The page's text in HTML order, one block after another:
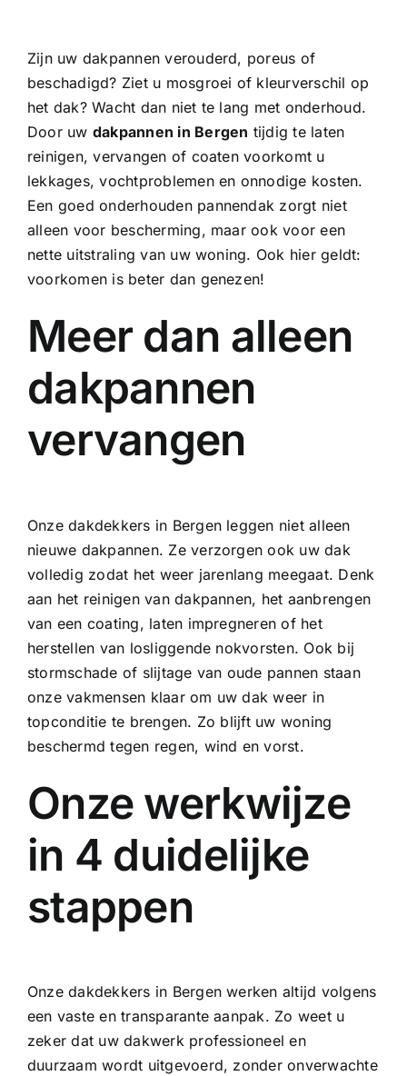
Zijn uw dakpannen verouderd, poreus of
beschadigd? Ziet u mosgroei of kleurverschil op
het dak? Wacht dan niet te lang met onderhoud.
Door uw dakpannen in Bergen tijdig te laten
reinigen, vervangen of coaten voorkomt u
lekkages, vochtproblemen en onnodige kosten.
Een goed onderhouden pannendak zorgt niet
alleen voor bescherming, maar ook voor een
nette uitstraling van uw woning. Ook hier geldt:
voorkomen is beter dan genezen!
Meer dan alleen
dakpannen
vervangen
Onze dakdekkers in Bergen leggen niet alleen
nieuwe dakpannen. Ze verzorgen ook uw dak
volledig zodat het weer jarenlang meegaat. Denk
aan het reinigen van dakpannen, het aanbrengen
van een coating, laten impregneren of het
herstellen van losliggende nokvorsten. Ook bij
stormschade of slijtage van oude pannen staan
onze vakmensen klaar om uw dak weer in
topconditie te brengen. Zo blijft uw woning
beschermd tegen regen, wind en vorst.
Onze werkwijze
in 4 duidelijke
stappen
Onze dakdekkers in Bergen werken altijd volgens
een vaste en transparante aanpak. Zo weet u
zeker dat uw dakwerk professioneel en
duurzaam wordt uitgevoerd, zonder onverwachte